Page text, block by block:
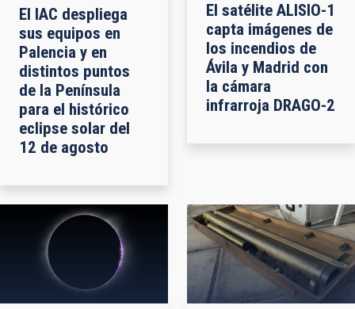
El IAC despliega
sus equipos en
Palencia y en
distintos puntos
de la Península
para el histórico
eclipse solar del
12 de agosto
El satélite ALISIO-1
capta imágenes de
los incendios de
Ávila y Madrid con
la cámara
infrarroja DRAGO-2